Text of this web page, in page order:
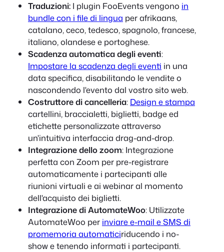
Traduzioni: I plugin FooEvents vengono in
bundle con i file di lingua per afrikaans,
catalano, ceco, tedesco, spagnolo, francese,
italiano, olandese e portoghese.
Scadenza automatica degli eventi:
Impostare la scadenza degli eventi in una
data specifica, disabilitando le vendite o
nascondendo l'evento dal vostro sito web.
Costruttore di cancelleria: Design e stampa
cartellini, braccialetti, biglietti, badge ed
etichette personalizzate attraverso
un'intuitiva interfaccia drag-and-drop.
Integrazione dello zoom: Integrazione
perfetta con Zoom per pre-registrare
automaticamente i partecipanti alle
riunioni virtuali e ai webinar al momento
dell'acquisto dei biglietti.
Integrazione di AutomateWoo: Utilizzate
AutomateWoo per inviare e-mail e SMS di
promemoria automaticiriducendo i no-
show e tenendo informati i partecipanti.